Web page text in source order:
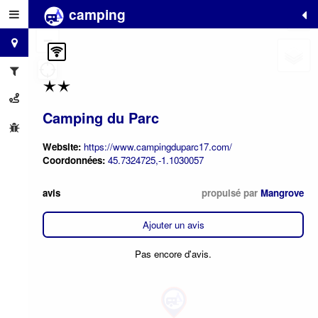
camping
Camping du Parc
Website: https://www.campingduparc17.com/
Coordonnées: 45.7324725,-1.1030057
avis propulsé par Mangrove
Ajouter un avis
Pas encore d'avis.
+
−